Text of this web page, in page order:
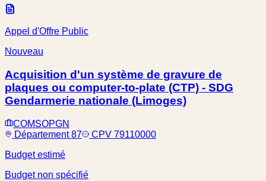
Appel d'Offre Public
Nouveau
Acquisition d'un système de gravure de
plaques ou computer-to-plate (CTP) - SDG
Gendarmerie nationale (Limoges)
COMSOPGN
Département 87
CPV 79110000
Budget estimé
Budget non spécifié